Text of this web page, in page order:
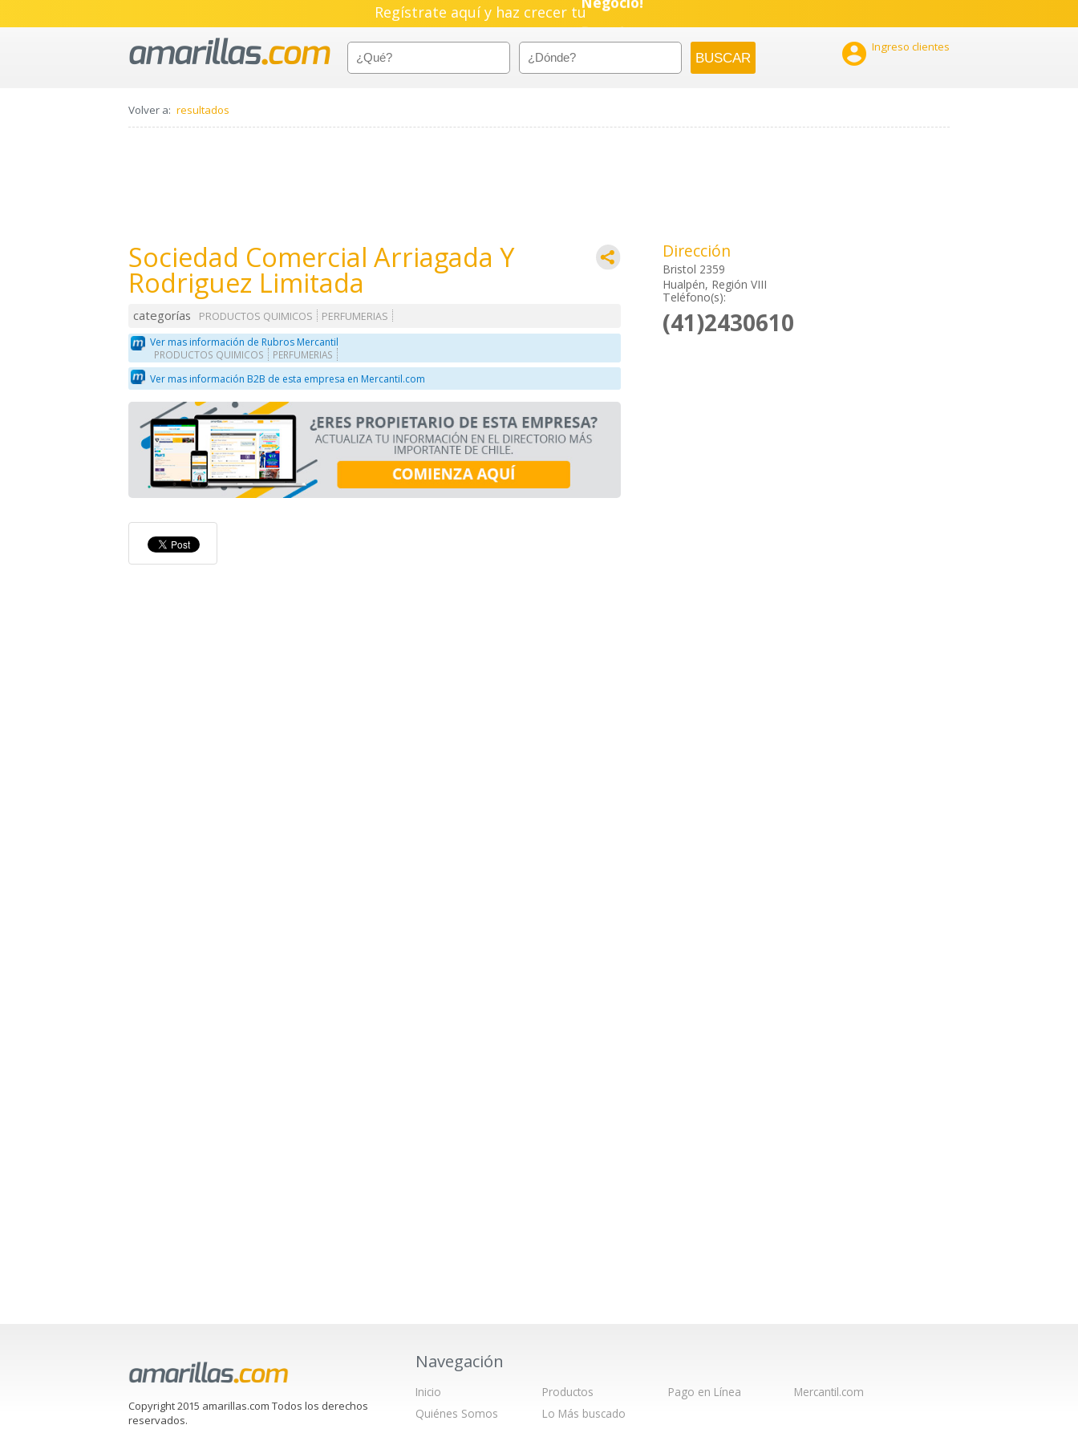
Regístrate aquí y haz crecer tuNegocio!
Pyme!
Emprendimiento!
 Ingreso clientes
Volver a: resultados
Sociedad Comercial Arriagada Y
Rodriguez Limitada
categorías PRODUCTOS QUIMICOS
PERFUMERIAS
Ver mas información de Rubros Mercantil
PRODUCTOS QUIMICOS PERFUMERIAS
Ver mas información B2B de esta empresa en Mercantil.com
Dirección
Bristol 2359
Hualpén, Región VIII
Teléfono(s):
(41)2430610
Copyright 2015 amarillas.com Todos los derechos
reservados.
Navegación
Inicio
Quiénes Somos
Productos
Lo Más buscado
Pago en Línea Mercantil.com